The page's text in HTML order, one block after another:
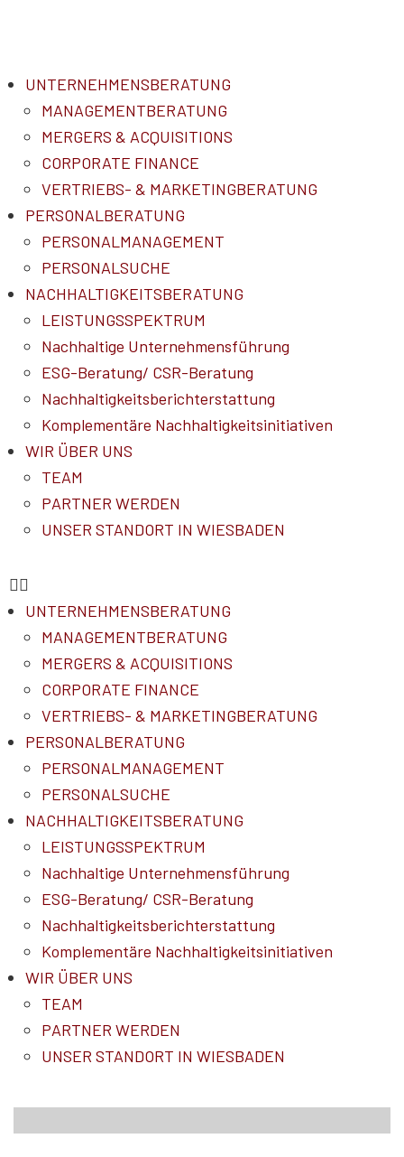
UNTERNEHMENSBERATUNG
MANAGEMENTBERATUNG
MERGERS & ACQUISITIONS
CORPORATE FINANCE
VERTRIEBS- & MARKETINGBERATUNG
PERSONALBERATUNG
PERSONALMANAGEMENT
PERSONALSUCHE
NACHHALTIGKEITSBERATUNG
LEISTUNGSSPEKTRUM
Nachhaltige Unternehmensführung
ESG-Beratung/ CSR-Beratung
Nachhaltigkeitsberichterstattung
Komplementäre Nachhaltigkeitsinitiativen
WIR ÜBER UNS
TEAM
PARTNER WERDEN
UNSER STANDORT IN WIESBADEN
UNTERNEHMENSBERATUNG
MANAGEMENTBERATUNG
MERGERS & ACQUISITIONS
CORPORATE FINANCE
VERTRIEBS- & MARKETINGBERATUNG
PERSONALBERATUNG
PERSONALMANAGEMENT
PERSONALSUCHE
NACHHALTIGKEITSBERATUNG
LEISTUNGSSPEKTRUM
Nachhaltige Unternehmensführung
ESG-Beratung/ CSR-Beratung
Nachhaltigkeitsberichterstattung
Komplementäre Nachhaltigkeitsinitiativen
WIR ÜBER UNS
TEAM
PARTNER WERDEN
UNSER STANDORT IN WIESBADEN
25